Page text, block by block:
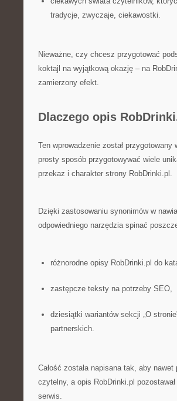
tradycje, zwyczaje, ciekawostki.
Nieważne, czy chcesz przygotować
koktajl na wyjątkową okazję – na
zamierzony efekt.
Dlaczego opis
Ten wprowadzenie został
prosty sposób przygotowywać wiele
przekaz i charakter strony RobDrinki.pl.
Dzięki zastosowaniu synonimów w
odpowiedniego narzędzia spinać
różnorodne opisy RobDrinki.pl do
zastępcze teksty na potrzeby SEO,
dziesiątki wariantów sekcji „O
partnerskich.
Całość została napisana tak, aby
czytelny, a opis RobDrinki.pl
serwis.